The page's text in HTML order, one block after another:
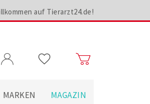
auf Tierarzt24.de!
MARKEN MAGAZIN